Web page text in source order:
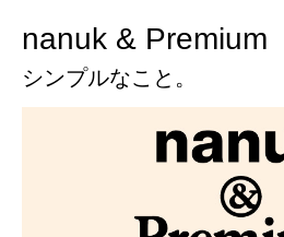
nanuk & Premium
シンプルなこと。